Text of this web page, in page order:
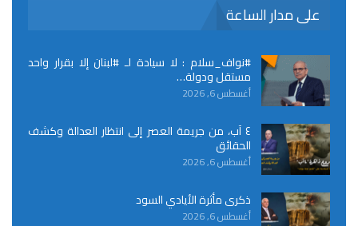
على مدار الساعة
#نواف_سلام : لا سيادة لـ #لبنان إلا بقرار واحد
مستقل ودولة…
أغسطس 6, 2026
٤ آب، من جريمة العصر إلى انتظار العدالة وكشف
الحقائق
أغسطس 6, 2026
ذكرى مأثرة الأيادي السود
أغسطس 6, 2026